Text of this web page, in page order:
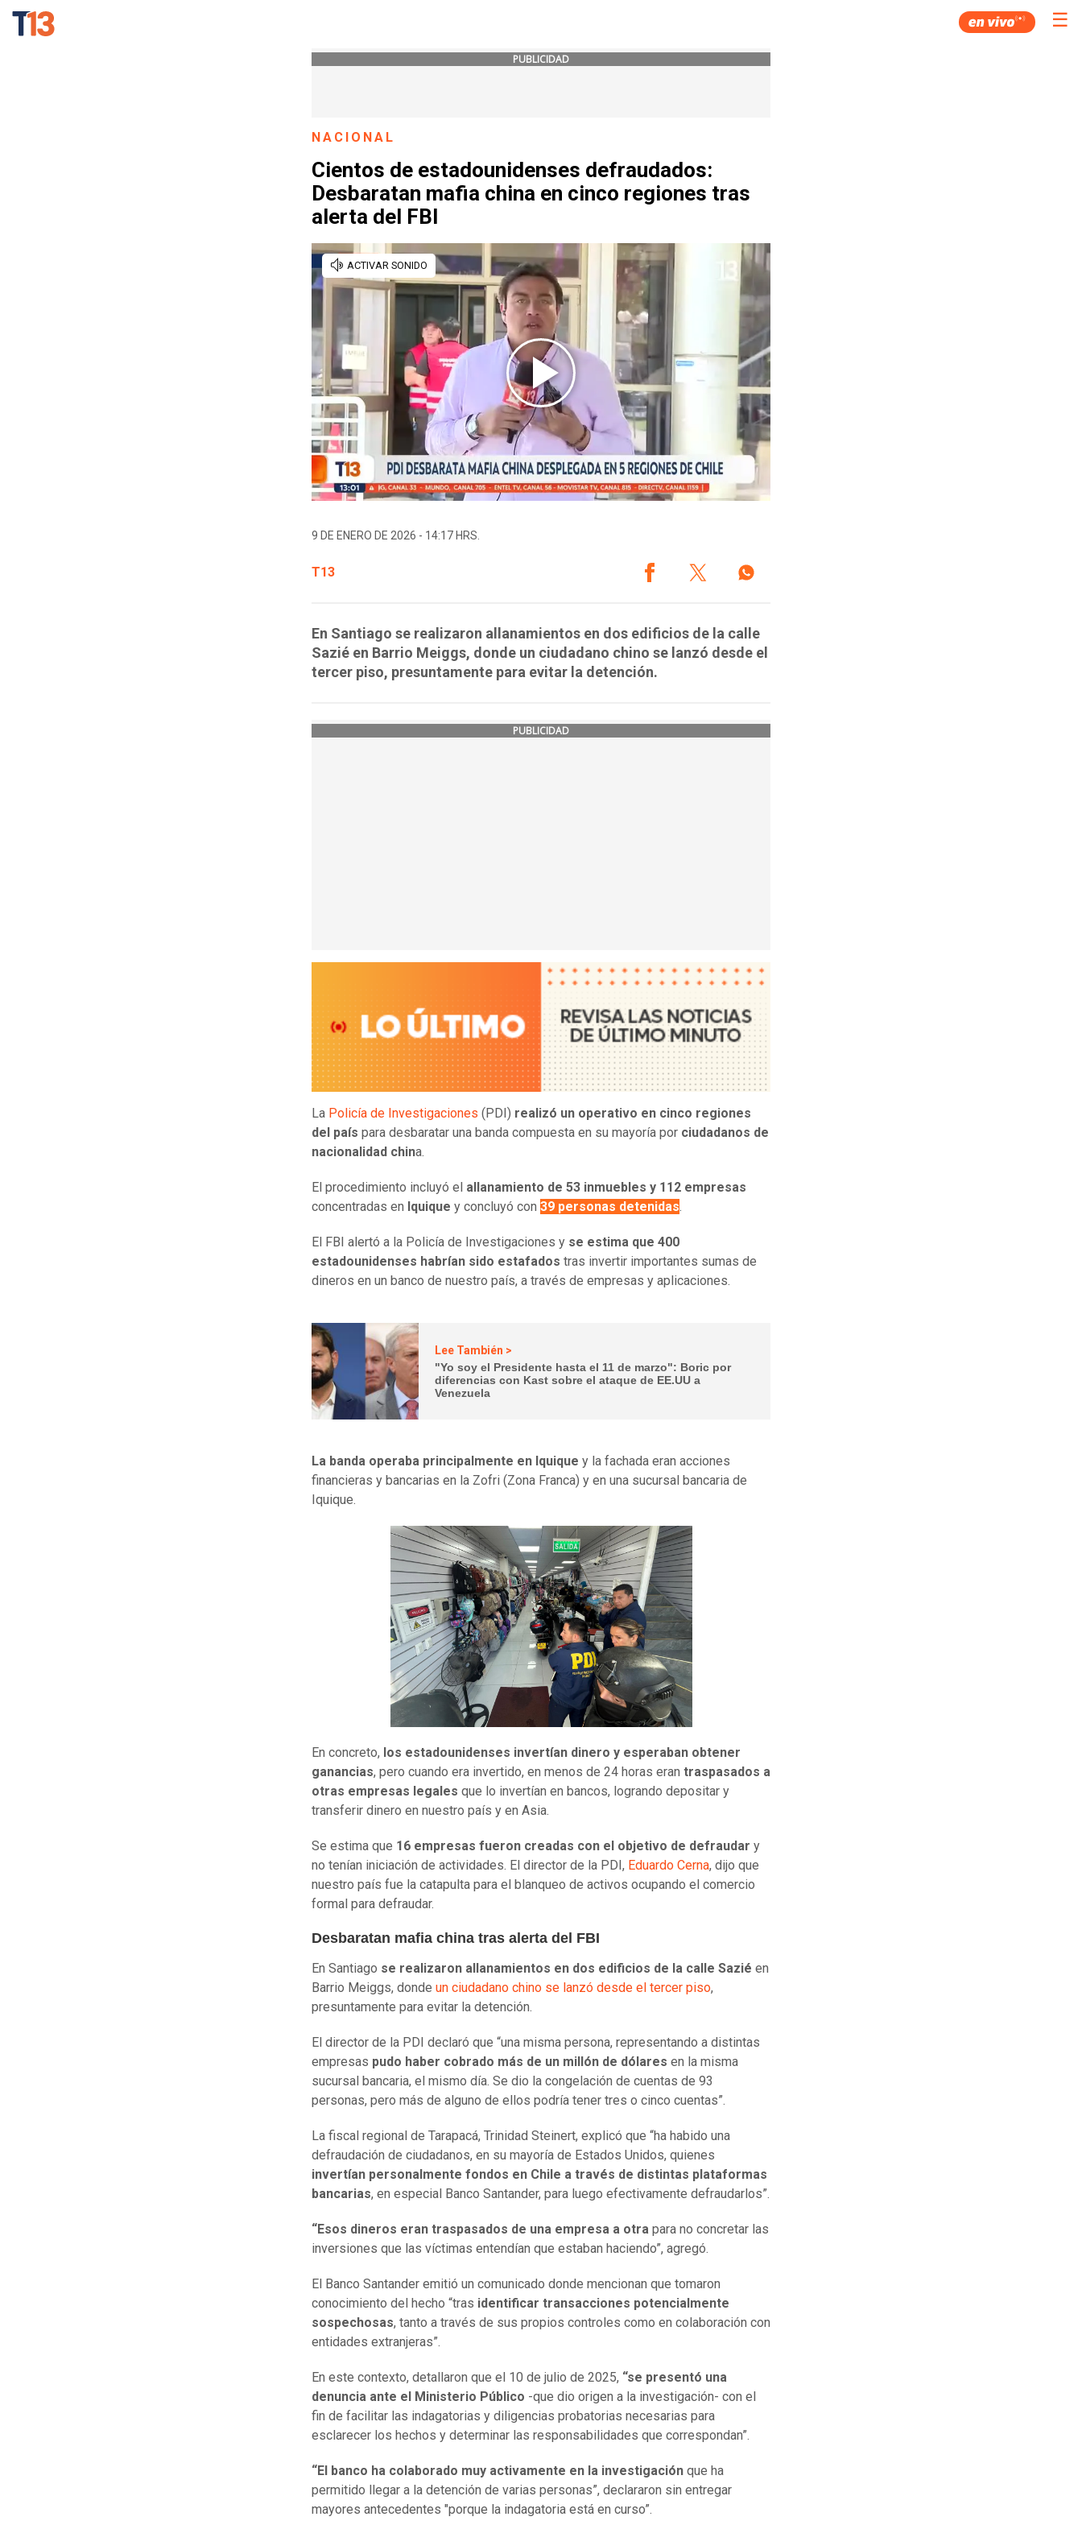
☰
PUBLICIDAD
NACIONAL
Cientos de estadounidenses defraudados:
Desbaratan mafia china en cinco regiones tras
alerta del FBI
9 DE ENERO DE 2026 - 14:17 HRS.
T13
En Santiago se realizaron allanamientos en dos edificios de la calle
Sazié en Barrio Meiggs, donde un ciudadano chino se lanzó desde el
tercer piso, presuntamente para evitar la detención.
PUBLICIDAD
La Policía de Investigaciones (PDI) realizó un operativo en cinco regiones
del país para desbaratar una banda compuesta en su mayoría por ciudadanos de
nacionalidad china.
El procedimiento incluyó el allanamiento de 53 inmuebles y 112 empresas
concentradas en Iquique y concluyó con 39 personas detenidas.
El FBI alertó a la Policía de Investigaciones y se estima que 400
estadounidenses habrían sido estafados tras invertir importantes sumas de
dineros en un banco de nuestro país, a través de empresas y aplicaciones.
Lee También >
"Yo soy el Presidente hasta el 11 de marzo": Boric por
diferencias con Kast sobre el ataque de EE.UU a
Venezuela
La banda operaba principalmente en Iquique y la fachada eran acciones
financieras y bancarias en la Zofri (Zona Franca) y en una sucursal bancaria de
Iquique.
En concreto, los estadounidenses invertían dinero y esperaban obtener
ganancias, pero cuando era invertido, en menos de 24 horas eran traspasados a
otras empresas legales que lo invertían en bancos, logrando depositar y
transferir dinero en nuestro país y en Asia.
Se estima que 16 empresas fueron creadas con el objetivo de defraudar y
no tenían iniciación de actividades. El director de la PDI, Eduardo Cerna, dijo que
nuestro país fue la catapulta para el blanqueo de activos ocupando el comercio
formal para defraudar.
Desbaratan mafia china tras alerta del FBI
En Santiago se realizaron allanamientos en dos edificios de la calle Sazié en
Barrio Meiggs, donde un ciudadano chino se lanzó desde el tercer piso,
presuntamente para evitar la detención.
El director de la PDI declaró que “una misma persona, representando a distintas
empresas pudo haber cobrado más de un millón de dólares en la misma
sucursal bancaria, el mismo día. Se dio la congelación de cuentas de 93
personas, pero más de alguno de ellos podría tener tres o cinco cuentas”.
La fiscal regional de Tarapacá, Trinidad Steinert, explicó que “ha habido una
defraudación de ciudadanos, en su mayoría de Estados Unidos, quienes
invertían personalmente fondos en Chile a través de distintas plataformas
bancarias, en especial Banco Santander, para luego efectivamente defraudarlos”.
“Esos dineros eran traspasados de una empresa a otra para no concretar las
inversiones que las víctimas entendían que estaban haciendo”, agregó.
El Banco Santander emitió un comunicado donde mencionan que tomaron
conocimiento del hecho “tras identificar transacciones potencialmente
sospechosas, tanto a través de sus propios controles como en colaboración con
entidades extranjeras”.
En este contexto, detallaron que el 10 de julio de 2025, “se presentó una
denuncia ante el Ministerio Público -que dio origen a la investigación- con el
fin de facilitar las indagatorias y diligencias probatorias necesarias para
esclarecer los hechos y determinar las responsabilidades que correspondan”.
“El banco ha colaborado muy activamente en la investigación que ha
permitido llegar a la detención de varias personas”, declararon sin entregar
mayores antecedentes "porque la indagatoria está en curso”.